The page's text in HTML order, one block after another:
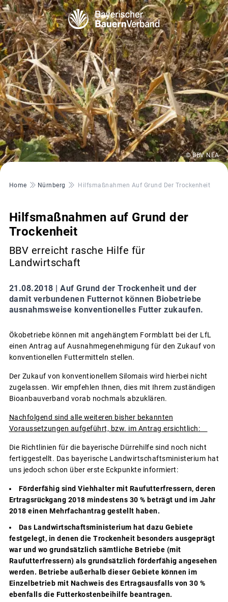
© BBV NEA
Pfadnavigation
Home Nürnberg Hilfsmaßnahmen Auf Grund Der Trockenheit
Hilfsmaßnahmen auf Grund der
Trockenheit
BBV erreicht rasche Hilfe für
Landwirtschaft
21.08.2018 | Auf Grund der Trockenheit und der
damit verbundenen Futternot können Biobetriebe
ausnahmsweise konventionelles Futter zukaufen.
Ökobetriebe können mit angehängtem Formblatt bei der LfL
einen Antrag auf Ausnahmegenehmigung für den Zukauf von
konventionellen Futtermitteln stellen.
Der Zukauf von konventionellem Silomais wird hierbei nicht
zugelassen. Wir empfehlen Ihnen, dies mit Ihrem zuständigen
Bioanbauverband vorab nochmals abzuklären.
Nachfolgend sind alle weiteren bisher bekannten
Voraussetzungen aufgeführt, bzw. im Antrag ersichtlich:
Die Richtlinien für die bayerische Dürrehilfe sind noch nicht
fertiggestellt. Das bayerische Landwirtschaftsministerium hat
uns jedoch schon über erste Eckpunkte informiert:
Förderfähig sind Viehhalter mit Raufutterfressern, deren
Ertragsrückgang 2018 mindestens 30 % beträgt und im Jahr
2018 einen Mehrfachantrag gestellt haben.
Das Landwirtschaftsministerium hat dazu Gebiete
festgelegt, in denen die Trockenheit besonders ausgeprägt
war und wo grundsätzlich sämtliche Betriebe (mit
Raufutterfressern) als grundsätzlich förderfähig angesehen
werden. Betriebe außerhalb dieser Gebiete können im
Einzelbetrieb mit Nachweis des Ertragsausfalls von 30 %
ebenfalls die Futterkostenbeihilfe beantragen.